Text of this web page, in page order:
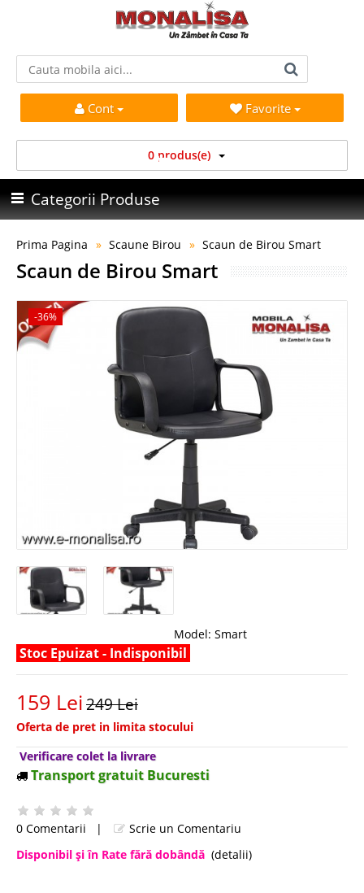
Cont Favorite
0 produs(e)
Categorii Produse
Prima Pagina Scaune Birou Scaun de Birou Smart
Scaun de Birou Smart
-36%
Model: Smart
Stoc Epuizat - Indisponibil
159 Lei249 Lei
Oferta de pret in limita stocului
Verificare colet la livrare
Transport gratuit Bucuresti
0 Comentarii |
Scrie un Comentariu
Disponibil şi în Rate fără dobândă (detalii)